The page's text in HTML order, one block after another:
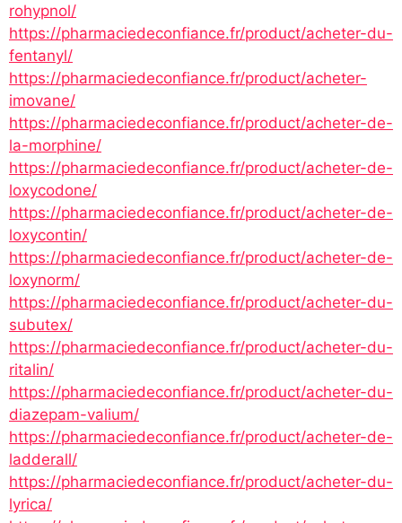
rohypnol/
https://pharmaciedeconfiance.fr/product/acheter-du-
fentanyl/
https://pharmaciedeconfiance.fr/product/acheter-
imovane/
https://pharmaciedeconfiance.fr/product/acheter-de-
la-morphine/
https://pharmaciedeconfiance.fr/product/acheter-de-
loxycodone/
https://pharmaciedeconfiance.fr/product/acheter-de-
loxycontin/
https://pharmaciedeconfiance.fr/product/acheter-de-
loxynorm/
https://pharmaciedeconfiance.fr/product/acheter-du-
subutex/
https://pharmaciedeconfiance.fr/product/acheter-du-
ritalin/
https://pharmaciedeconfiance.fr/product/acheter-du-
diazepam-valium/
https://pharmaciedeconfiance.fr/product/acheter-de-
ladderall/
https://pharmaciedeconfiance.fr/product/acheter-du-
lyrica/